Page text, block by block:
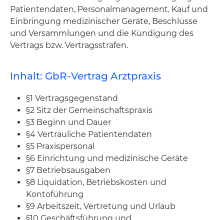
Patientendaten, Personalmanagement, Kauf und
Einbringung medizinischer Geräte, Beschlüsse
und Versammlungen und die Kündigung des
Vertrags bzw. Vertragsstrafen.
Inhalt: GbR-Vertrag Arztpraxis
§1 Vertragsgegenstand
§2 Sitz der Gemeinschaftspraxis
§3 Beginn und Dauer
§4 Vertrauliche Patientendaten
§5 Praxispersonal
§6 Einrichtung und medizinische Geräte
§7 Betriebsausgaben
§8 Liquidation, Betriebskosten und
Kontoführung
§9 Arbeitszeit, Vertretung und Urlaub